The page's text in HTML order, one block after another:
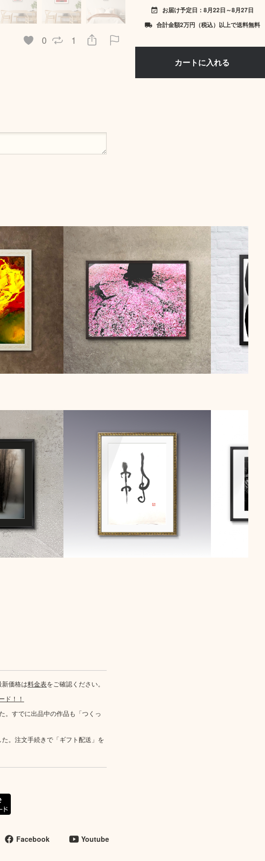
0 1
event_available お届け予定日：8月22日～8月27日
local_shipping 合計金額2万円（税込）以上で送料無料
価格は料金表をご確認ください。
ド！！
。すでに出品中の作品も「つくっ
。注文手続きで「ギフト配送」を
Facebook Youtube